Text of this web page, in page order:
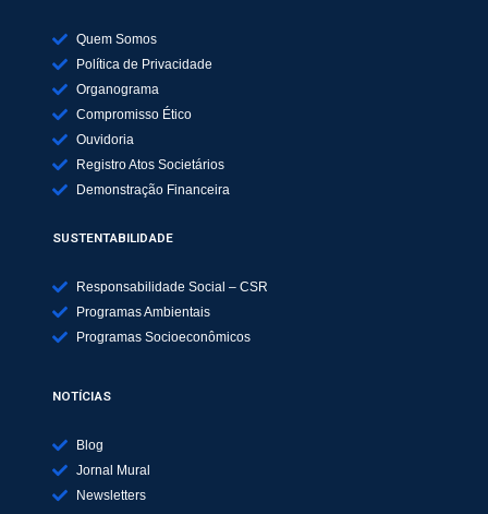
Quem Somos
Política de Privacidade
Organograma
Compromisso Ético
Ouvidoria
Registro Atos Societários
Demonstração Financeira
SUSTENTABILIDADE
Responsabilidade Social – CSR
Programas Ambientais
Programas Socioeconômicos
NOTÍCIAS
Blog
Jornal Mural
Newsletters